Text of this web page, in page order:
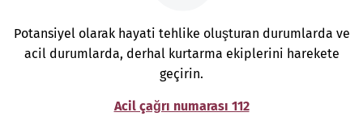
Potansiyel olarak hayati tehlike oluşturan durumlarda ve
acil durumlarda, derhal kurtarma ekiplerini harekete
geçirin.
Acil çağrı numarası 112